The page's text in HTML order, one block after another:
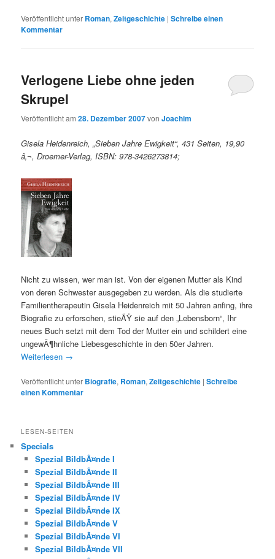
Veröffentlicht unter Roman,Zeitgeschichte |Schreibe einen
Kommentar
Verlogene Liebe ohne jeden
Skrupel
Veröffentlicht am28. Dezember 2007vonJoachim
Gisela Heidenreich, „Sieben Jahre Ewigkeit“, 431 Seiten, 19,90
â‚¬, Droemer-Verlag, ISBN: 978-3426273814;
Nicht zu wissen, wer man ist. Von der eigenen Mutter als Kind
von deren Schwester ausgegeben zu werden. Als die studierte
Familientherapeutin Gisela Heidenreich mit 50 Jahren anfing, ihre
Biografie zu erforschen, stieÃŸ sie auf den „Lebensborn“, Ihr
neues Buch setzt mit dem Tod der Mutter ein und schildert eine
ungewÃ¶hnliche Liebesgeschichte in den 50er Jahren.
Weiterlesen →
Veröffentlicht unter Biografie, Roman,Zeitgeschichte |Schreibe
einen Kommentar
LESEN-SEITEN
Specials
Spezial BildbÃ¤nde I
Spezial BildbÃ¤nde II
Spezial BildbÃ¤nde III
Spezial BildbÃ¤nde IV
Spezial BildbÃ¤nde IX
Spezial BildbÃ¤nde V
Spezial BildbÃ¤nde VI
Spezial BildbÃ¤nde VII